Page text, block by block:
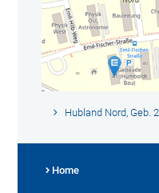
Hubland Nord, Geb.
Home